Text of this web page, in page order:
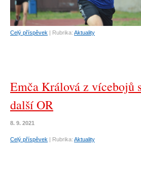
Celý příspěvek | Rubrika: Aktuality
Emča Králová z vícebojů
další OR
8. 9. 2021
Celý příspěvek | Rubrika: Aktuality